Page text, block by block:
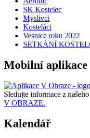
SK Kostelec
Myslivci
Kosteláci
Vesnice roku 2022
SETKÁNÍ
Mobilní aplikace
Sledujte informace z
V OBRAZE.
Kalendář